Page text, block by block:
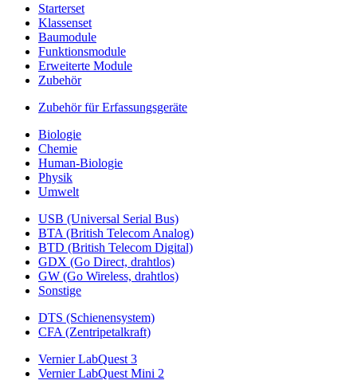
Starterset
Klassenset
Baumodule
Funktionsmodule
Erweiterte Module
Zubehör
Zubehör für Erfassungsgeräte
Biologie
Chemie
Human-Biologie
Physik
Umwelt
USB (Universal Serial Bus)
BTA (British Telecom Analog)
BTD (British Telecom Digital)
GDX (Go Direct, drahtlos)
GW (Go Wireless, drahtlos)
Sonstige
DTS (Schienensystem)
CFA (Zentripetalkraft)
Vernier LabQuest 3
Vernier LabQuest Mini 2